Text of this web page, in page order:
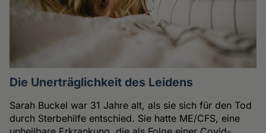
Die Unerträglichkeit des Leidens
Sarah Buckel war 31 Jahre alt, als sie sich für den Tod
durch Sterbehilfe entschied. Sie hatte ME/CFS, eine